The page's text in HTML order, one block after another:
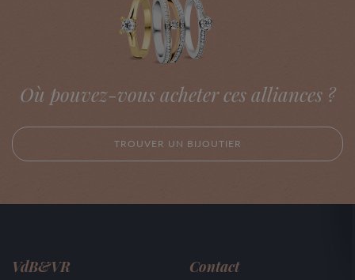
Où pouvez-vous acheter ces alliances ?
TROUVER UN BIJOUTIER
VdB&VR Contact